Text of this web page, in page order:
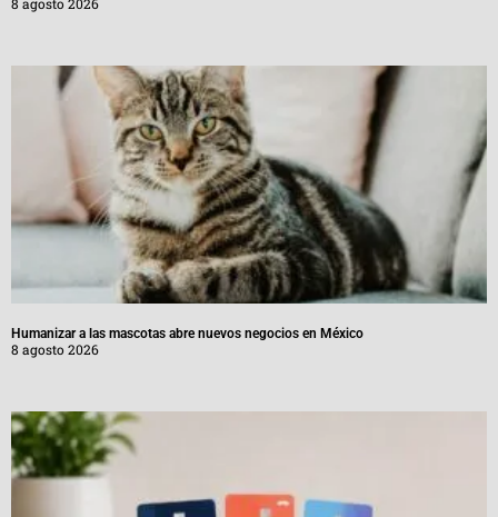
Humanizar a las mascotas abre nuevos negocios en México
8 agosto 2026